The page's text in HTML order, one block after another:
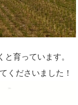
育っています。
くださいました！